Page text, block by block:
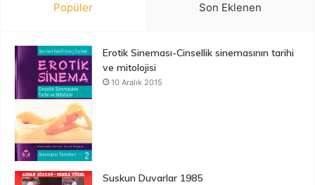
Popüler Son Eklenen
Erotik Sineması-Cinsellik sinemasının tarihi
ve mitolojisi
10 Aralık 2015
Suskun Duvarlar 1985